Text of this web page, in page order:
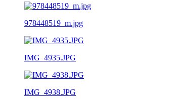
978448519_m.jpg
IMG_4935.JPG
IMG_4938.JPG